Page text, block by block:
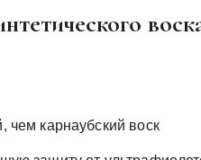
чем карнаубский воск